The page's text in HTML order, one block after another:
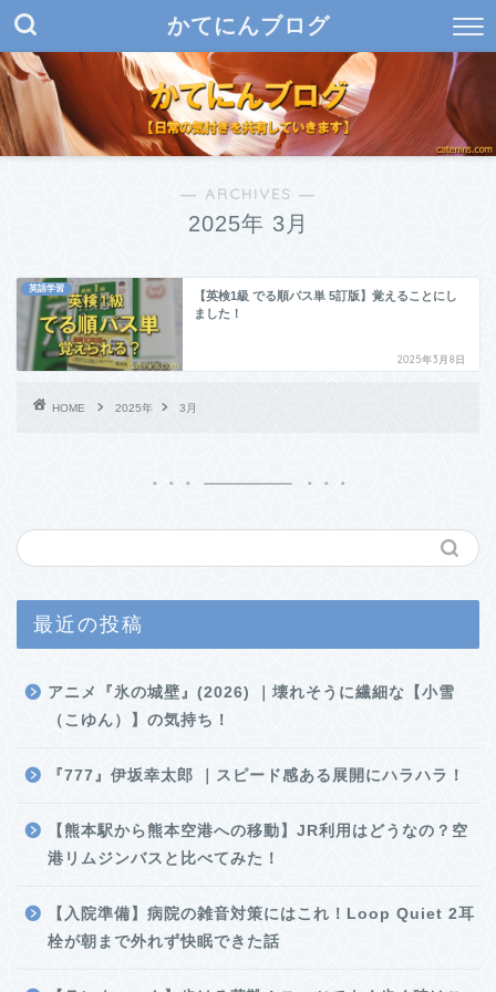
かてにんブログ
― ARCHIVES ―
2025年 3月
英語学習
【英検1級 でる順パス単 5訂版】覚えることにし
ました！
2025年3月8日
HOME 2025年 3月
最近の投稿
アニメ『氷の城壁』(2026) ｜壊れそうに繊細な【小雪
（こゆん）】の気持ち！
『777』伊坂幸太郎 ｜スピード感ある展開にハラハラ！
【熊本駅から熊本空港への移動】JR利用はどうなの？空
港リムジンバスと比べてみた！
【入院準備】病院の雑音対策にはこれ！Loop Quiet 2耳
栓が朝まで外れず快眠できた話